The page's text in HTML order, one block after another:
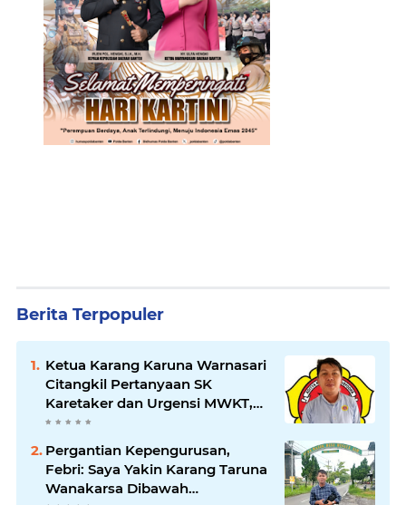
Berita Terpopuler
Ketua Karang Karuna Warnasari
Citangkil Pertanyaan SK
Karetaker dan Urgensi MWKT,
Saat Suasana Berduka
Pergantian Kepengurusan,
Febri: Saya Yakin Karang Taruna
Wanakarsa Dibawah